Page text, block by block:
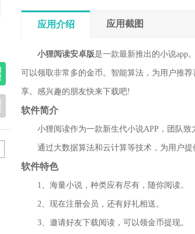
应用介绍 应用截图
小狸阅读安卓版是一款最新推出的小说app
可以领取非常多的金币。智能算法，为用户推
享。感兴趣的朋友快来下载吧!
软件简介
小狸阅读作为一款新生代小说APP，团队致
通过大数据算法和云计算等技术，为用户提
软件特色
1、海量小说，种类应有尽有，随你阅读。
2、现在注册会员，还有好礼相送。
3、邀请好友下载阅读，可以领金币提现。